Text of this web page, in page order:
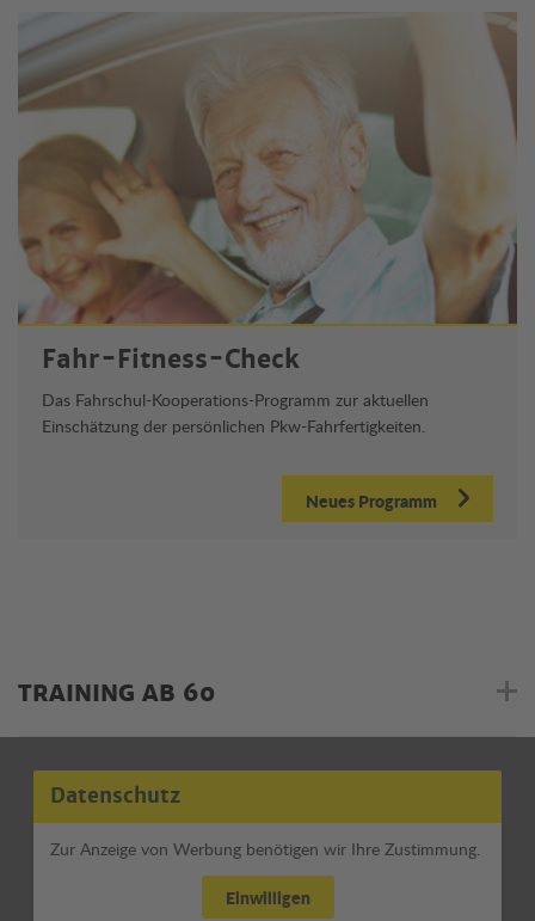
Fahr-Fitness-Check
Das Fahrschul-Kooperations-Programm zur aktuellen
Einschätzung der persönlichen Pkw-Fahrfertigkeiten.
Neues Programm
TRAINING AB 60
Datenschutz
Zur Anzeige von Werbung benötigen wir Ihre Zustimmung.
Einwilligen